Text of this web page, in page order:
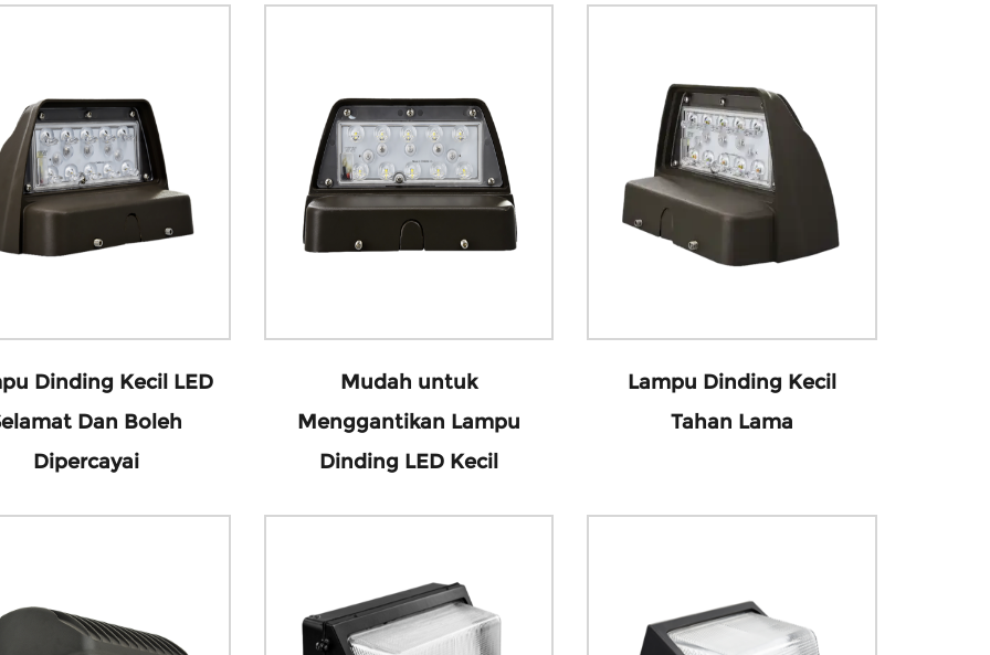
Dinding Kecil LED
Dan Boleh
Dipercayai
Mudah untuk
Menggantikan Lampu
Dinding LED Kecil
Lampu Dinding Kecil
Tahan Lama